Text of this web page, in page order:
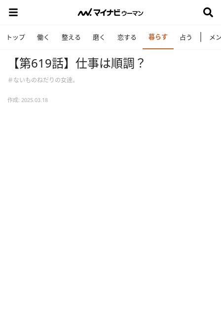
トップ 働く 整える 磨く 恋する 暮らす 占う メ
【第619話】仕事は順調？
＃ないものねだりの女達。
作成: 2025.03.18